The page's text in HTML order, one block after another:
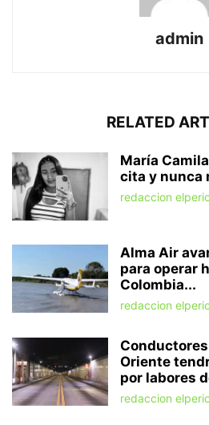
admin
RELATED
María
cita y nunca
redaccion
Alma Air
para operar
Colombia...
redaccion
Oriente
por labores
redaccion